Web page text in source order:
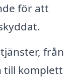
för att
från
till komplett